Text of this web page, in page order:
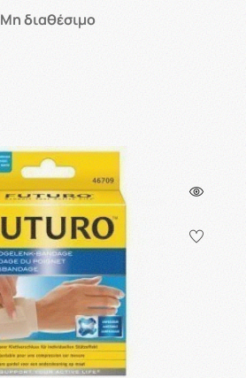
Μη διαθέσιμο